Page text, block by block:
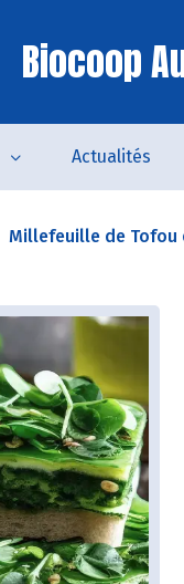
Biocoop
Actualités
Millefeuille de Tofou